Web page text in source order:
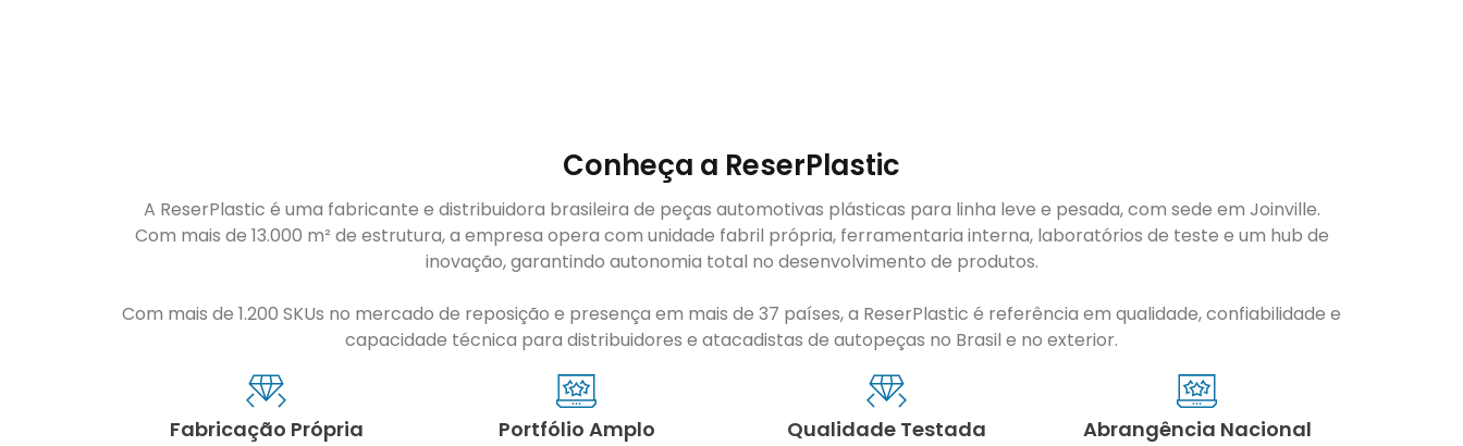
Conheça a ReserPlastic
A ReserPlastic é uma fabricante e distribuidora brasileira de peças automotivas plásticas para linha leve e pesada, com sede em Joinville.
Com mais de 13.000 m² de estrutura, a empresa opera com unidade fabril própria, ferramentaria interna, laboratórios de teste e um hub de
inovação, garantindo autonomia total no desenvolvimento de produtos.
Com mais de 1.200 SKUs no mercado de reposição e presença em mais de 37 países, a ReserPlastic é referência em qualidade, confiabilidade e
capacidade técnica para distribuidores e atacadistas de autopeças no Brasil e no exterior.
Fabricação Própria Portfólio Amplo Qualidade Testada Abrangência Nacional